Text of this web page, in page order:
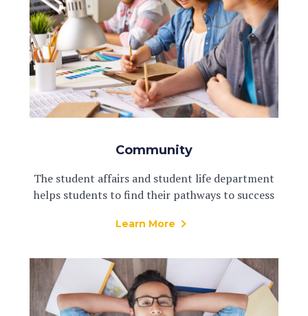
Community
The student affairs and student life department
helps students to find their pathways to success
Learn More